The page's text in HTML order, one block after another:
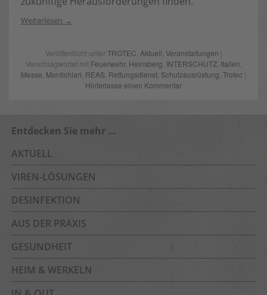
Weiterlesen
Veröffentlicht unterTROTEC Aktuell Veranstaltungen |
Verschlagwortet mit Feuerwehr, Heinsberg INTERSCHUTZ, Italien
Messe Montichiari REAS Rettungsdienst Schutzausrüstung Trotec |
Hinterlasse einen Kommentar
Entdecken Sie mehr …
AKTUELL
VIREN-LÖSUNGEN
DESINFEKTION
AUS DER PRAXIS
GESUNDHEIT
HEIM & WERKELN